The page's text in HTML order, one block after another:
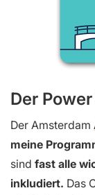
Der
Der Amsterdam
meine
sind fast alle
inkludiert. Das